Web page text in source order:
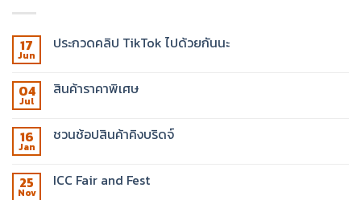
17
Jun
ประกวดคลิป TikTok ไปด้วยกันนะ
04
Jul
สินค้าราคาพิเศษ
16
Jan
ชวนช้อปสินค้าคิงบริดจ์
25
Nov
ICC Fair and Fest